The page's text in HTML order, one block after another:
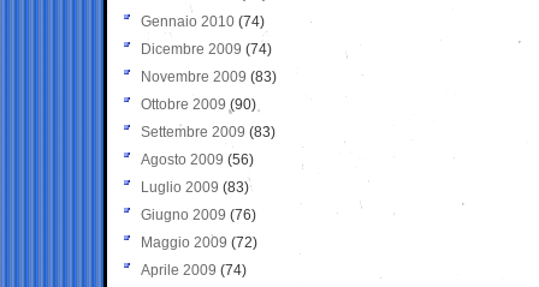
Gennaio 2010 (74)
Dicembre 2009 (74)
Novembre 2009 (83)
Ottobre 2009 (90)
Settembre 2009 (83)
Agosto 2009 (56)
Luglio 2009 (83)
Giugno 2009 (76)
Maggio 2009 (72)
Aprile 2009 (74)